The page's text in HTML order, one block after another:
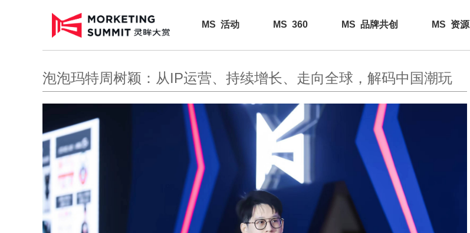
MS 活动 MS 360 MS 品牌共创 MS 资源
泡泡玛特周树颖：从IP运营、持续增长、走向全球，解码中国潮玩